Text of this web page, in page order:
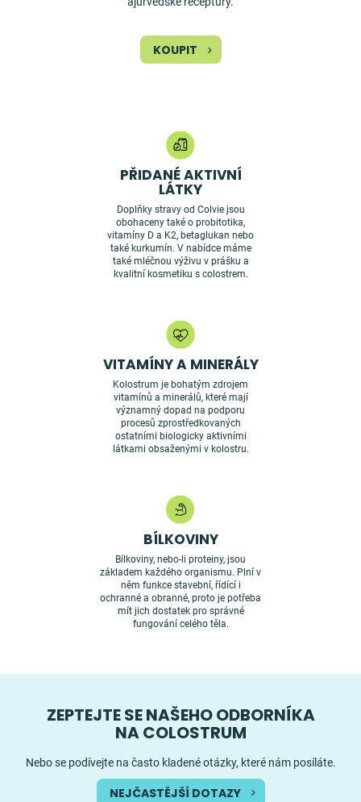
KOUPIT
PŘIDANÉ AKTIVNÍ
LÁTKY
Doplňky stravy od Colvie jsou
obohaceny také o probitotika,
vitamíny D a K2, betaglukan nebo
také kurkumín. V nabídce máme
také mléčnou výživu v prášku a
kvalitní kosmetiku s colostrem.
VITAMÍNY A MINERÁLY
Kolostrum je bohatým zdrojem
vitamínů a minerálů, které mají
významný dopad na podporu
procesů zprostředkovaných
ostatními biologicky aktivními
látkami obsaženými v kolostru.
BÍLKOVINY
Bílkoviny, nebo-li proteiny, jsou
základem každého organismu. Plní v
něm funkce stavební, řídící i
ochranné a obranné, proto je potřeba
mít jich dostatek pro správné
fungování celého těla.
ZEPTEJTE SE NAŠEHO ODBORNÍKA
NA COLOSTRUM
Nebo se podívejte na často kladené otázky, které nám posíláte.
NEJČASTĚJŠÍ DOTAZY